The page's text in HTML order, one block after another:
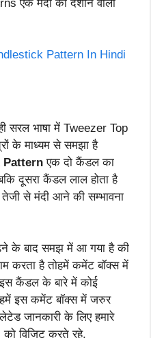
एक मंदी को दर्शाने वाला
Pattern In Hindi
सरल भाषा में Tweezer Top
के माध्यम से समझा है
Pattern एक दो कैंडल का
दूसरा कैंडल लाल होता है
से मंदी आने की सम्भावना
के बाद समझ में आ गया है की
करता है तोहमें कमेंट बॉक्स में
कैंडल के बारे में कोई
हमें इस कमेंट बॉक्स में जरुर
जानकारी के लिए हमारे
विजिट करते रहे.